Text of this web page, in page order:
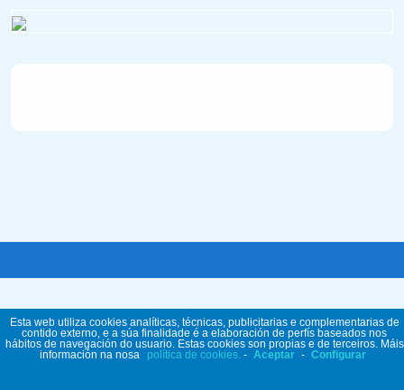
Esta web utiliza cookies analíticas, técnicas, publicitarias e complementarias de
contido externo, e a súa finalidade é a elaboración de perfís baseados nos
hábitos de navegación do usuario. Estas cookies son propias e de terceiros. Máis
información na nosa
política de cookies. - Aceptar - Configurar